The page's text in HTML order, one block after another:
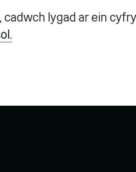
lygad ar ein